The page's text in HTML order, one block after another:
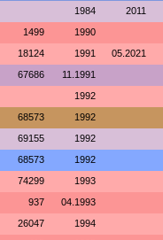
1984 2011
1499 1990
18124 1991 05.2021
67686 11.1991
1992
68573 1992
69155 1992
68573 1992
74299 1993
937 04.1993
26047 1994